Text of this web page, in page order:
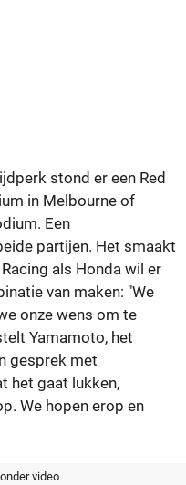
stond er een Red
in Melbourne of
Een
partijen. Het smaakt
als Honda wil er
van maken: "We
onze wens om te
Yamamoto, het
gesprek met
het gaat lukken,
We hopen erop en
video